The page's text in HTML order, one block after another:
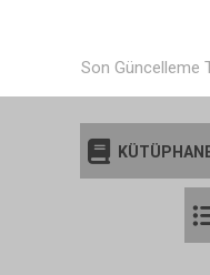
Son Güncelleme